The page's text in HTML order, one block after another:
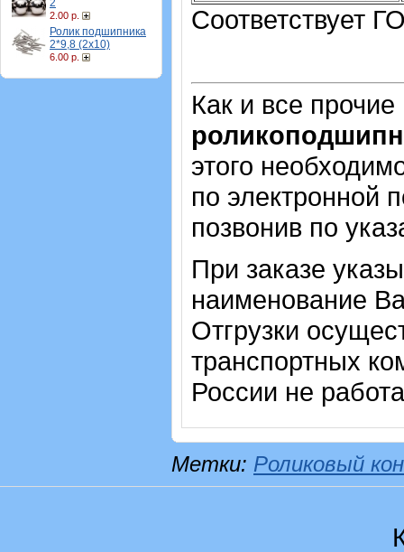
2
2.00 р.
Ролик подшипника
2*9,8 (2х10)
6.00 р.
Соответствует
Как и все
этого
по электронной
позвонив по
При заказе
наименование
Отгрузки
транспортных
России не
Метки: Роликовый